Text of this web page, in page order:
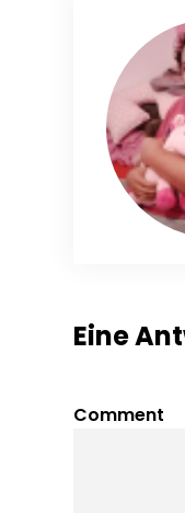
Eine
Comment